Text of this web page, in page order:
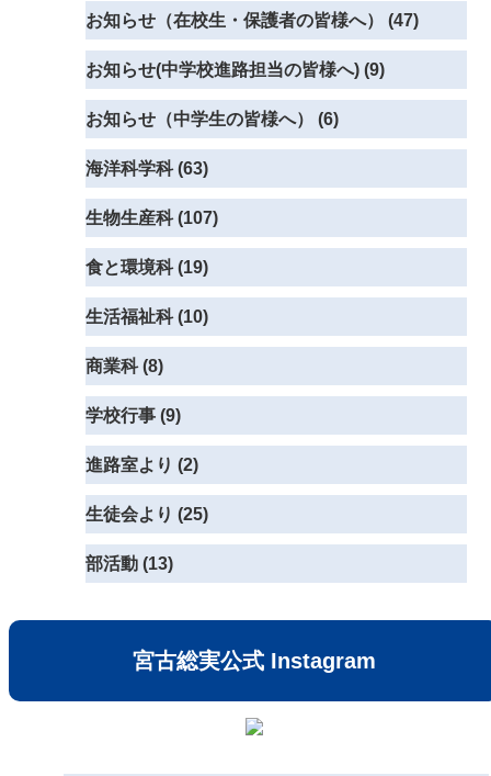
お知らせ（在校生・保護者の皆様へ） (47)
お知らせ(中学校進路担当の皆様へ) (9)
お知らせ（中学生の皆様へ） (6)
海洋科学科 (63)
生物生産科 (107)
食と環境科 (19)
生活福祉科 (10)
商業科 (8)
学校行事 (9)
進路室より (2)
生徒会より (25)
部活動 (13)
宮古総実公式 Instagram